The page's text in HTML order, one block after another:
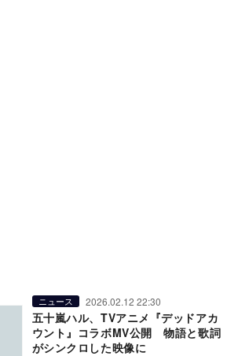
ニュース 2026.02.12 22:30
五十嵐ハル、TVアニメ『デッドアカ
ウント』コラボMV公開 物語と歌詞
がシンクロした映像に